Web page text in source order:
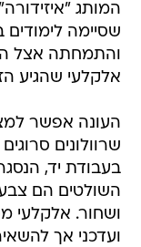
המותג
שסיימה
והתמחתה אצל
אלקלעי שהגיע
העונה אפשר
שרוולונים
בעבודת יד,
השולטים הם
ושחור. אלקלעי
ועדכני אך